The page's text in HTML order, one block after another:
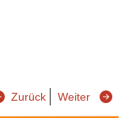
Zurück Weiter